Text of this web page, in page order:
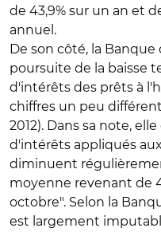
de 43,9% sur un an et
annuel.
De son côté, la
poursuite de la baisse
d'intérêts des prêts à
chiffres un peu
2012). Dans sa note,
d'intérêts appliqués
diminuent
moyenne revenant de
octobre". Selon la
est largement